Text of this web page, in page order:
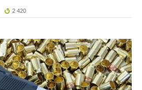
2 420